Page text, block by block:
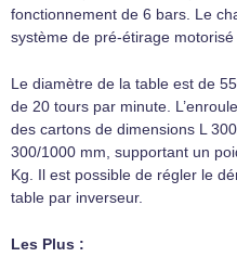
fonctionnement de 6 bars. Le
système de pré-étirage motorisé
Le diamètre de la table est de
de 20 tours par minute.
des cartons de dimensions L
300/1000 mm, supportant un
Kg. Il est possible de régler le
table par inverseur.
Les Plus :